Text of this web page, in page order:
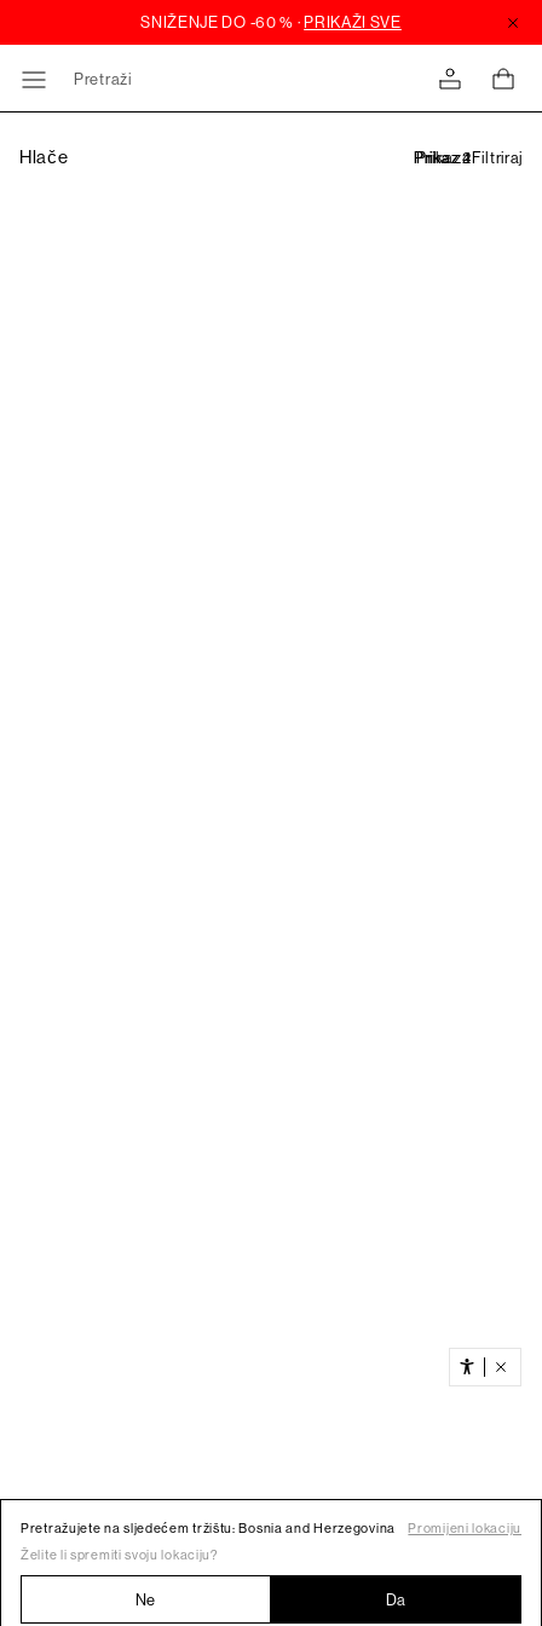
Pretraži
Hlače Filtriraj
Pretražujete na sljedećem tržištu: Bosnia and Herzegovina
Promijeni lokaciju
Želite li spremiti svoju lokaciju?
Ne Da